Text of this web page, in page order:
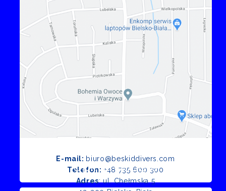
E-mail: biuro@beskiddivers.com
Telefon: +48 735 600 300
Adres: ul. Chełmska 5
Opinie Google